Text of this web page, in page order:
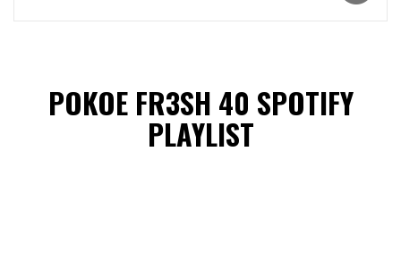
POKOE FR3SH 40 SPOTIFY
PLAYLIST